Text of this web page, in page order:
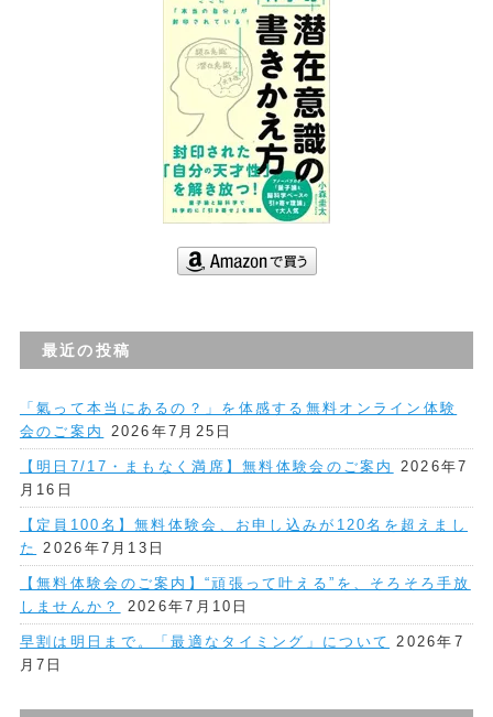
最近の投稿
「氣って本当にあるの？」を体感する無料オンライン体験
会のご案内
2026年7月25日
【明日7/17・まもなく満席】無料体験会のご案内
2026年7
月16日
【定員100名】無料体験会、お申し込みが120名を超えまし
た
2026年7月13日
【無料体験会のご案内】“頑張って叶える”を、そろそろ手放
しませんか？
2026年7月10日
早割は明日まで。「最適なタイミング」について
2026年7
月7日